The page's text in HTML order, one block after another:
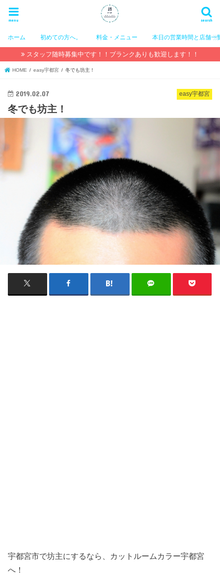
search
menu
ホーム 初めての方へ。 料金・メニュー 本日の営業時間と店舗一
スタッフ随時募集中です！！ブランクありも歓迎します！！
HOME easy宇都宮 冬でも坊主！
easy宇都宮
2019.02.07
冬でも坊主！
宇都宮市で坊主にするなら、カットルームカラー宇都宮
へ！